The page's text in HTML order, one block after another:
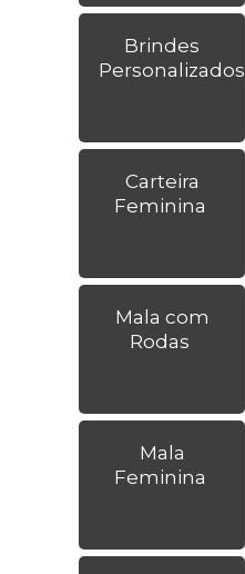
Brindes
Personalizados
Carteira
Feminina
Mala com
Rodas
Mala
Feminina